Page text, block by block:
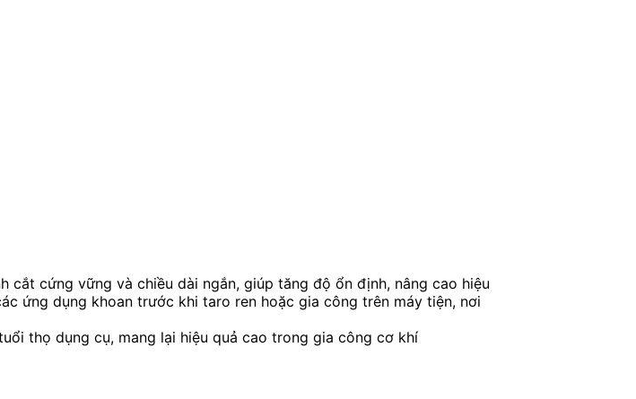
cứng vững và chiều dài ngắn, giúp tăng độ ổn định, nâng cao hiệu
ứng dụng khoan trước khi taro ren hoặc gia công trên máy tiện, nơi
thọ dụng cụ, mang lại hiệu quả cao trong gia công cơ khí